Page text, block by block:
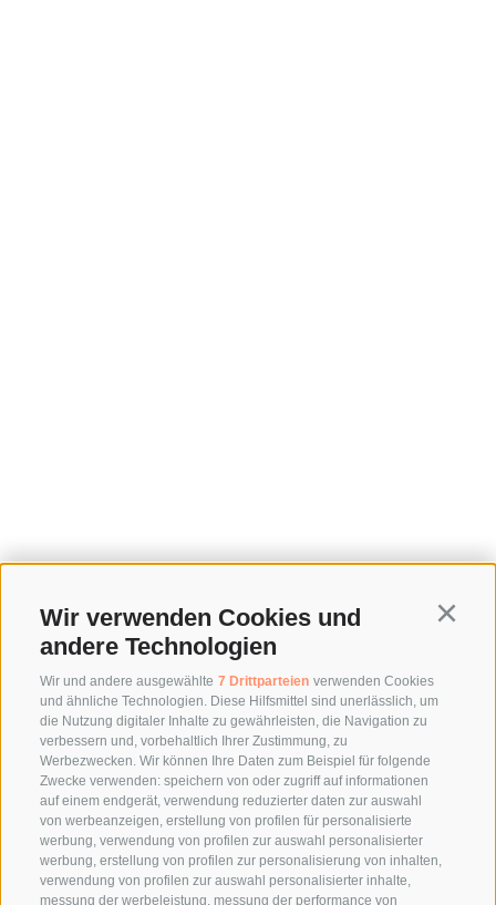
Wir verwenden Cookies und
andere Technologien
Wir und andere ausgewählte 7 Drittparteien verwenden Cookies
und ähnliche Technologien. Diese Hilfsmittel sind unerlässlich, um
die Nutzung digitaler Inhalte zu gewährleisten, die Navigation zu
verbessern und, vorbehaltlich Ihrer Zustimmung, zu
Werbezwecken. Wir können Ihre Daten zum Beispiel für folgende
Zwecke verwenden: speichern von oder zugriff auf informationen
auf einem endgerät, verwendung reduzierter daten zur auswahl
von werbeanzeigen, erstellung von profilen für personalisierte
werbung, verwendung von profilen zur auswahl personalisierter
werbung, erstellung von profilen zur personalisierung von inhalten,
verwendung von profilen zur auswahl personalisierter inhalte,
messung der werbeleistung, messung der performance von